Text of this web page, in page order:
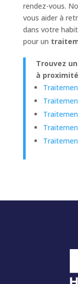
rendez-vous.
vous aider à
dans votre
pour un
Trouvez
à